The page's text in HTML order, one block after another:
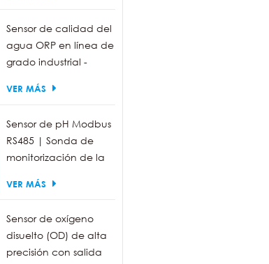
Sensor de calidad del
agua ORP en línea de
grado industrial -
IP68, salida RS485
VER MÁS
Sensor de pH Modbus
RS485 | Sonda de
monitorización de la
industrial IP68
VER MÁS
Sensor de oxígeno
disuelto (OD) de alta
precisión con salida